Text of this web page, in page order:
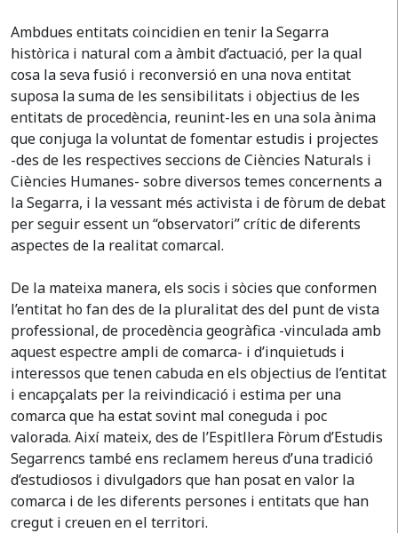
Ambdues entitats coincidien en tenir la Segarra
històrica i natural com a àmbit d’actuació, per la qual
cosa la seva fusió i reconversió en una nova entitat
suposa la suma de les sensibilitats i objectius de les
entitats de procedència, reunint-les en una sola ànima
que conjuga la voluntat de fomentar estudis i projectes
-des de les respectives seccions de Ciències Naturals i
Ciències Humanes- sobre diversos temes concernents a
la Segarra, i la vessant més activista i de fòrum de debat
per seguir essent un “observatori” crític de diferents
aspectes de la realitat comarcal.
De la mateixa manera, els socis i sòcies que conformen
l’entitat ho fan des de la pluralitat des del punt de vista
professional, de procedència geogràfica -vinculada amb
aquest espectre ampli de comarca- i d’inquietuds i
interessos que tenen cabuda en els objectius de l’entitat
i encapçalats per la reivindicació i estima per una
comarca que ha estat sovint mal coneguda i poc
valorada. Així mateix, des de l’Espitllera Fòrum d’Estudis
Segarrencs també ens reclamem hereus d’una tradició
d’estudiosos i divulgadors que han posat en valor la
comarca i de les diferents persones i entitats que han
cregut i creuen en el territori.